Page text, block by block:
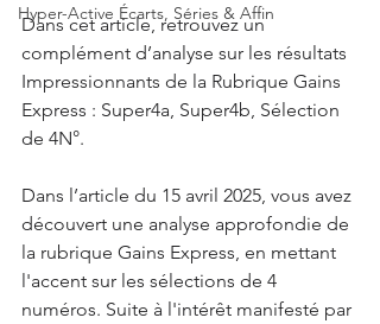
Hyper-Active Écarts, Séries & Affin
Dans cet article, retrouvez un
complément d’analyse sur les résultats
Impressionnants de la Rubrique Gains
Express : Super4a, Super4b, Sélection
de 4N°.
Dans l’article du 15 avril 2025, vous avez
découvert une analyse approfondie de
la rubrique Gains Express, en mettant
l'accent sur les sélections de 4
numéros. Suite à l'intérêt manifesté par